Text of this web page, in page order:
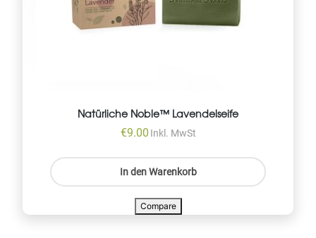
Natürliche Noble™ Lavendelseife
€9.00 Inkl. MwSt
In den Warenkorb
Compare